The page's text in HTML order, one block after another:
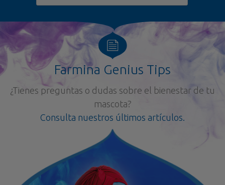
Farmina Genius Tips
¿Tienes preguntas o dudas sobre el bienestar de tu
mascota?
Consulta nuestros últimos artículos.